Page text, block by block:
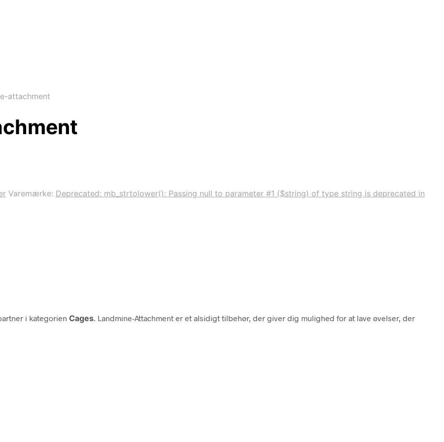
attachment
Varemærke: Deprecated: mb_strtolower(): Passing null to parameter #1 ($string) of type string is deprecated in
i kategorien Cages . Landmine-Attachment er et alsidigt tilbehør, der giver dig mulighed for at lave øvelser, der